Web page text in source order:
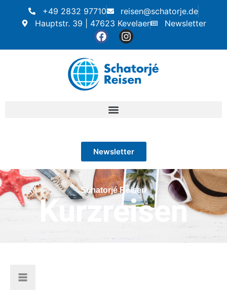
+49 2832 97710
reisen@schatorje.de
Hauptstr. 39 | 47623 Kevelaer
Newsletter
Newsletter
Schatorjé Reisen
Kurzreisen